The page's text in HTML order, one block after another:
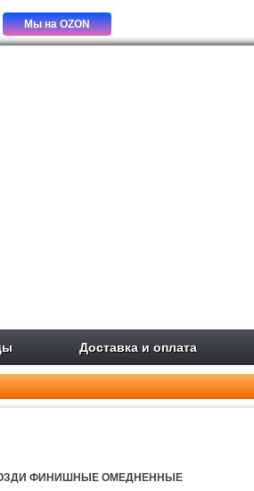
Мы на OZON
Доставка и оплата
ФИНИШНЫЕ ОМЕДНЕННЫЕ